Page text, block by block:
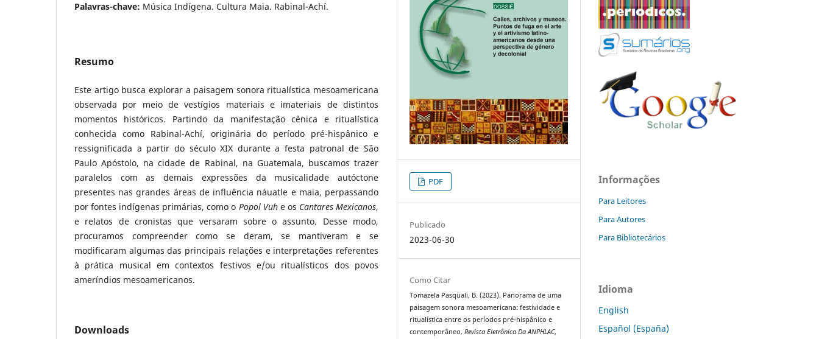
Palavras-chave: Música Indígena. Cultura Maia. Rabinal-Achí.
Resumo
Este artigo busca explorar a paisagem sonora ritualística mesoamericana
observada por meio de vestígios materiais e imateriais de distintos
momentos históricos. Partindo da manifestação cênica e ritualística
conhecida como Rabinal-Achí, originária do período pré-hispânico e
ressignificada a partir do século XIX durante a festa patronal de São
Paulo Apóstolo, na cidade de Rabinal, na Guatemala, buscamos trazer
paralelos com as demais expressões da musicalidade autóctone
presentes nas grandes áreas de influência náuatle e maia, perpassando
por fontes indígenas primárias, como o Popol Vuhe os Cantares Mexicanos,
e relatos de cronistas que versaram sobre o assunto. Desse modo,
procuramos compreender como se deram, se mantiveram e se
modificaram algumas das principais relações e interpretações referentes
à prática musical em contextos festivos e/ou ritualísticos dos povos
ameríndios mesoamericanos.
Downloads
PDF
Publicado
2023-06-30
Como Citar
Tomazela Pasquali, B. (2023). Panorama de uma
paisagem sonora mesoamericana: festividade e
ritualística entre os períodos pré-hispânico e
contemporâneo.Revista Eletrônica Da ANPHLAC,
Informações
Para Leitores
Para Autores
Para Bibliotecários
Idioma
English
Español (España)